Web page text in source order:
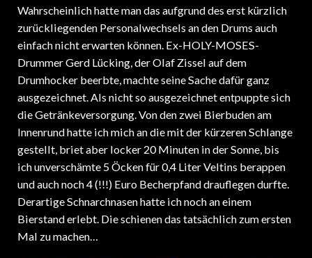
Wahrscheinlich hatte man das aufgrund des erst kürzlich
zurückliegenden Personalwechsels an den Drums auch
einfach nicht erwarten können. Ex-HOLY-MOSES-
Drummer Gerd Lücking, der Olaf Zissel auf dem
Drumhocker beerbte, machte seine Sache dafür ganz
ausgezeichnet. Als nicht so ausgezeichnet entpuppte sich
die Getränkeversorgung. Von den zwei Bierbuden am
Innenrund hatte ich mich an die mit der kürzeren Schlange
gestellt, briet aber locker 20 Minuten in der Sonne, bis
ich unverschämte 5 Öcken für 0,4 Liter Veltins berappen
und auch noch 4 (!!!) Euro Becherpfand drauflegen durfte.
Derartige Schnarchnasen hatte ich noch an einem
Bierstand erlebt. Die schienen das tatsächlich zum ersten
Mal zu machen…